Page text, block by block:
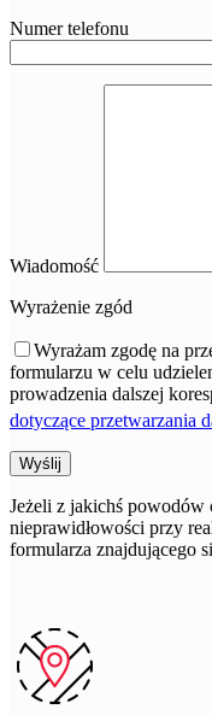
Numer telefonu
Wiadomość
Wyrażenie zgód
Wyrażam zgodę na
formularzu w celu
prowadzenia dalszej
dotyczące przetwarzania
Wyślij
Jeżeli z jakichś powodów
nieprawidłowości przy
formularza znajdującego